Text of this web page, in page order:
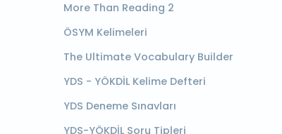
More Than Reading 2
ÖSYM Kelimeleri
The Ultimate Vocabulary Builder
YDS - YÖKDİL Kelime Defteri
YDS Deneme Sınavları
YDS-YÖKDİL Soru Tipleri